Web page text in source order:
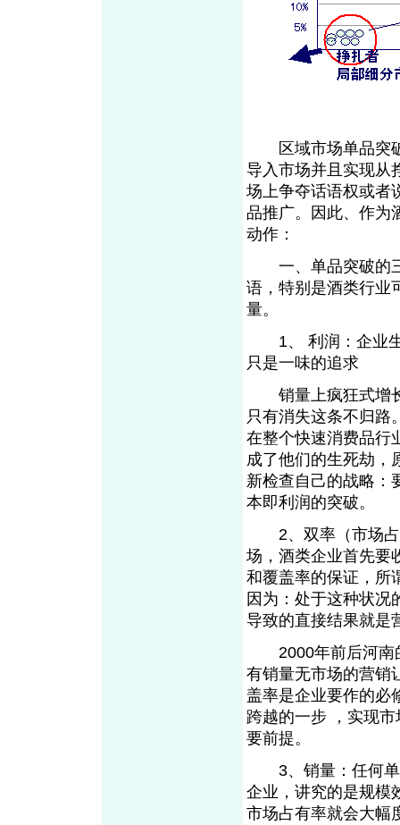
区域市场单品突破
导入市场并且实现从
场上争夺话语权或者
品推广。因此、作为
动作：
一、单品突破的三
语，特别是酒类行业
量。
1、 利润：企业生
只是一味的追求
销量上疯狂式增长
只有消失这条不归路
在整个快速消费品行
成了他们的生死劫，
新检查自己的战略：
本即利润的突破。
2、双率（市场占
场，酒类企业首先要
和覆盖率的保证，所
因为：处于这种状况
导致的直接结果就是
2000年前后河南的
有销量无市场的营销
盖率是企业要作的必
跨越的一步 ，实现
要前提。
3、销量：任何单
企业，讲究的是规模
市场占有率就会大幅